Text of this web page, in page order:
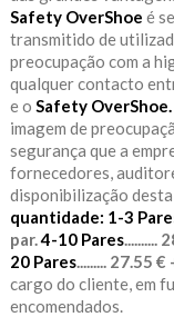
Safety OverShoe é
transmitido de
preocupação com a
qualquer contacto
e o Safety OverShoe.
imagem de
segurança que a
fornecedores,
disponibilização desta
quantidade: 1-3
par. 4-10 Pares..........
20 Pares......... 27.55
cargo do cliente, em
encomendados.